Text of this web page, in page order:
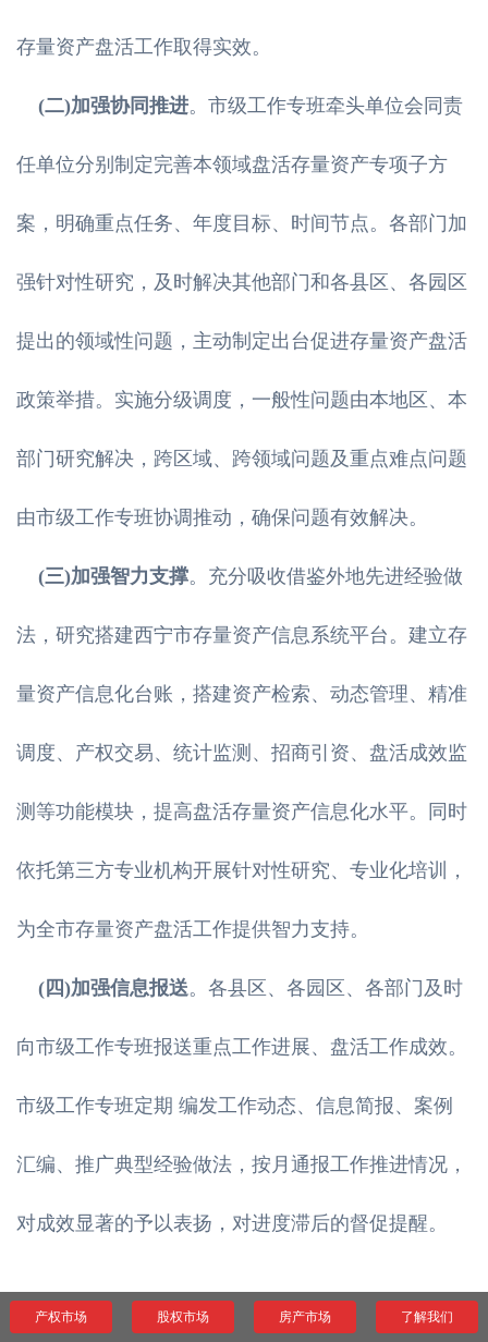
存量资产盘活工作取得实效。
(二)加强协同推进。市级工作专班牵头单位会同责
任单位分别制定完善本领域盘活存量资产专项子方
案，明确重点任务、年度目标、时间节点。各部门加
强针对性研究，及时解决其他部门和各县区、各园区
提出的领域性问题，主动制定出台促进存量资产盘活
政策举措。实施分级调度，一般性问题由本地区、本
部门研究解决，跨区域、跨领域问题及重点难点问题
由市级工作专班协调推动，确保问题有效解决。
(三)加强智力支撑。充分吸收借鉴外地先进经验做
法，研究搭建西宁市存量资产信息系统平台。建立存
量资产信息化台账，搭建资产检索、动态管理、精准
调度、产权交易、统计监测、招商引资、盘活成效监
测等功能模块，提高盘活存量资产信息化水平。同时
依托第三方专业机构开展针对性研究、专业化培训，
为全市存量资产盘活工作提供智力支持。
(四)加强信息报送。各县区、各园区、各部门及时
向市级工作专班报送重点工作进展、盘活工作成效。
市级工作专班定期 编发工作动态、信息简报、案例
汇编、推广典型经验做法，按月通报工作推进情况，
对成效显著的予以表扬，对进度滞后的督促提醒。
产权市场 股权市场 房产市场 了解我们